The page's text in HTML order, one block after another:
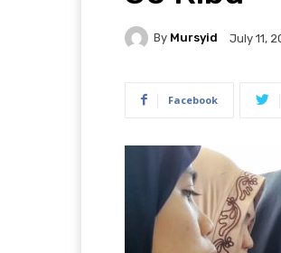
By Mursyid July 11,
Facebook